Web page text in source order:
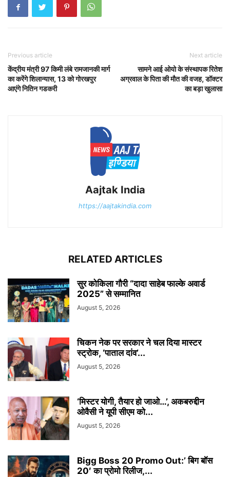
Previous article
केंद्रीय मंत्री 97 किमी लंबे रामजानकी मार्ग
का करेंगे शिलान्यास, 13 को गोरखपुर
आएंगे नितिन गडकरी
Next article
सामने आई ओयो के संस्थापक रितेश
अग्रवाल के पिता की मौत की वजह, डॉक्टर
का बड़ा खुलासा
Aajtak India
https://aajtakindia.com
RELATED ARTICLES
सुर कोकिला गौरी “दादा साहेब फाल्के अवार्ड
2025” से सम्मानित
August 5, 2026
चिकन नेक पर सरकार ने चल दिया मास्टर
स्ट्रोक, ‘पाताल दांव’...
August 5, 2026
‘मिस्टर योगी, तैयार हो जाओ…’, अकबरुद्दीन
ओवैसी ने यूपी सीएम को...
August 5, 2026
Bigg Boss 20 Promo Out:’ बिग बॉस
20′ का प्रोमो रिलीज,...